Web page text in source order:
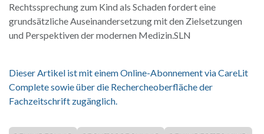
Rechtssprechung zum Kind als Schaden fordert eine
grundsätzliche Auseinandersetzung mit den Zielsetzungen
und Perspektiven der modernen Medizin.SLN
Dieser Artikel ist mit einem Online-Abonnement via CareLit
Complete sowie über die Rechercheoberfläche der
Fachzeitschrift zugänglich.